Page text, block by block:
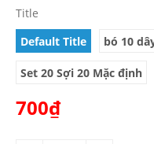
Title
Default Title
bó 10
Set 20 Sợi 20 Mặc định
700₫